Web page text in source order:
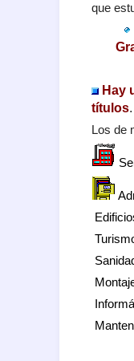
que
Hay
títulos.
Los de